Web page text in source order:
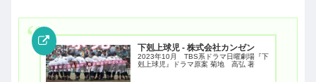
下剋上球児 - 株式会社カンゼン
2023年10月 TBS系ドラマ日曜劇場『下
剋上球児』ドラマ原案 菊地 高弘 著